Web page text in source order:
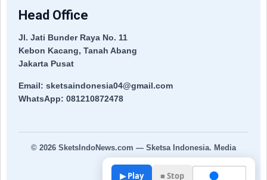
Head Office
Jl. Jati Bunder Raya No. 11
Kebon Kacang, Tanah Abang
Jakarta Pusat
Email: sketsaindonesia04@gmail.com
WhatsApp: 081210872478
© 2026 SketsIndoNews.com — Sketsa Indonesia. Media
▶ Play ■ Stop